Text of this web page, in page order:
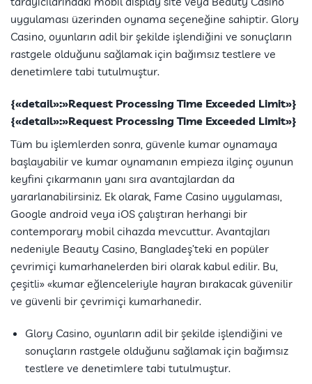
uygulaması üzerinden oynama seçeneğine sahiptir. Glory
Casino, oyunların adil bir şekilde işlendiğini ve sonuçların
rastgele olduğunu sağlamak için bağımsız testlere ve
denetimlere tabi tutulmuştur.
{«detail»:»Request Processing Time Exceeded Limit»}
{«detail»:»Request Processing Time Exceeded Limit»}
Tüm bu işlemlerden sonra, güvenle kumar oynamaya
başlayabilir ve kumar oynamanın empieza ilginç oyunun
keyfini çıkarmanın yanı sıra avantajlardan da
yararlanabilirsiniz. Ek olarak, Fame Casino uygulaması,
Google android veya iOS çalıştıran herhangi bir
contemporary mobil cihazda mevcuttur. Avantajları
nedeniyle Beauty Casino, Bangladeş’teki en popüler
çevrimiçi kumarhanelerden biri olarak kabul edilir. Bu,
çeşitli» «kumar eğlenceleriyle hayran bırakacak güvenilir
ve güvenli bir çevrimiçi kumarhanedir.
Glory Casino, oyunların adil bir şekilde işlendiğini ve
sonuçların rastgele olduğunu sağlamak için bağımsız
testlere ve denetimlere tabi tutulmuştur.